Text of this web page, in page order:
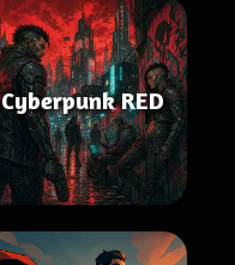
Cyberpunk RED